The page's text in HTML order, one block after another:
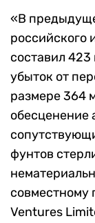
«В
российского
составил
убыток от
размере 364
обесценение
фунтов
совместному
Ventures